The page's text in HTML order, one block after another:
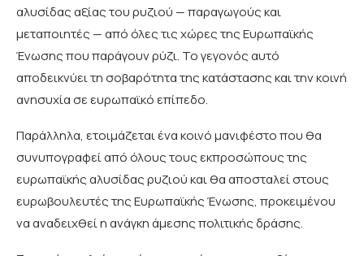
αλυσίδας αξίας του ρυζιού — παραγωγούς και
μεταποιητές — από όλες τις χώρες της Ευρωπαϊκής
Ένωσης που παράγουν ρύζι. Το γεγονός αυτό
αποδεικνύει τη σοβαρότητα της κατάστασης και την κοινή
ανησυχία σε ευρωπαϊκό επίπεδο.
Παράλληλα, ετοιμάζεται ένα κοινό μανιφέστο που θα
συνυπογραφεί από όλους τους εκπροσώπους της
ευρωπαϊκής αλυσίδας ρυζιού και θα αποσταλεί στους
ευρωβουλευτές της Ευρωπαϊκής Ένωσης, προκειμένου
να αναδειχθεί η ανάγκη άμεσης πολιτικής δράσης.